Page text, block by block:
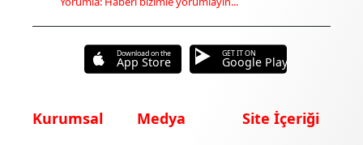
Download on the
App Store
GET IT ON
Google Play
Kurumsal Medya Site İçeriği